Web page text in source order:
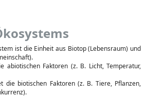
ist die Einheit aus Biotop (Lebensraum) und
abiotischen Faktoren (z. B. Licht, Temperatur,
die biotischen Faktoren (z. B. Tiere, Pflanzen,